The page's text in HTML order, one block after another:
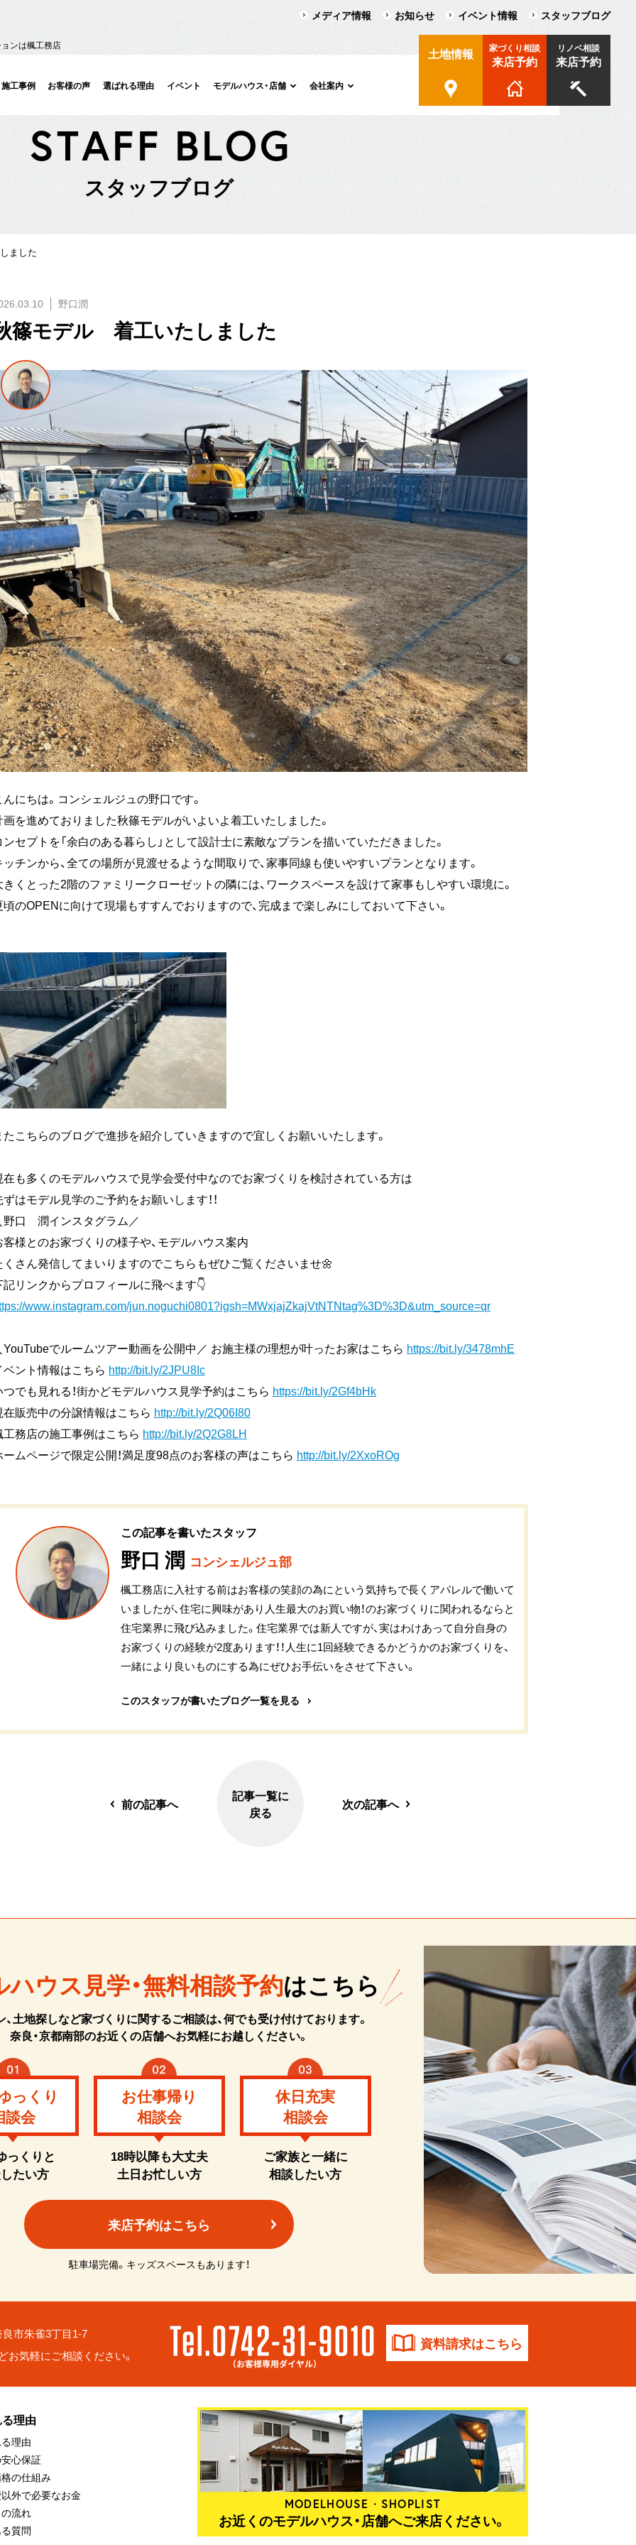
ョンは楓工務店
施工事例 お客様の声 選ばれる理由 イベント モデルハウス・店舗 会社案内
土地情報 家づくり相談
来店予約
リノベ相談
来店予約
メディア情報 お知らせ イベント情報 スタッフブログ
STAFF BLOG
スタッフブログ
ました
野口潤
篠モデル 着工いたしました
んにちは。コンシェルジュの野口です。
画を進めておりました秋篠モデルがいよいよ着工いたしました。
ンセプトを「余白のある暮らし」として設計士に素敵なプランを描いていただきました。
ッチンから、全ての場所が見渡せるような間取りで、家事同線も使いやすいプランとなります。
きくとった2階のファミリークローゼットの隣には、ワークスペースを設けて家事もしやすい環境に。
頃のOPENに向けて現場もすすんでおりますので、完成まで楽しみにしておいて下さい。
たこちらのブログで進捗を紹介していきますので宜しくお願いいたします。
在も多くのモデルハウスで見学会受付中なのでお家づくりを検討されている方は
はモデル見学のご予約をお願いします！！
野口 潤インスタグラム／
客様とのお家づくりの様子や、モデルハウス案内
くさん発信してまいりますのでこちらもぜひご覧くださいませ🌼
記リンクからプロフィールに飛べます👇
www.instagram.com/jun.noguchi0801?igsh=MWxjajZkajVtNTNtag%3D%3D&utm_source=qr
YouTubeでルームツアー動画を公開中／ お施主様の理想が叶ったお家はこちら https://bit.ly/3478mhE
ベント情報はこちら http://bit.ly/2JPU8Ic
つでも見れる！街かどモデルハウス見学予約はこちら https://bit.ly/2Gf4bHk
在販売中の分譲情報はこちら http://bit.ly/2Q06I80
工務店の施工事例はこちら http://bit.ly/2Q2G8LH
ームページで限定公開！満足度98点のお客様の声はこちら http://bit.ly/2XxoROg
この記事を書いたスタッフ
野口 潤 コンシェルジュ部
楓工務店に入社する前はお客様の笑顔の為にという気持ちで長くアパレルで働いて
いましたが、住宅に興味があり人生最大のお買い物！のお家づくりに関われるならと
住宅業界に飛び込みました。住宅業界では新人ですが、実はわけあって自分自身の
お家づくりの経験が2度あります！！人生に1回経験できるかどうかのお家づくりを、
一緒により良いものにする為にぜひお手伝いをさせて下さい。
このスタッフが書いたブログ一覧を見る
前の記事へ
記事一覧に
戻る
次の記事へ
ウス見学・無料相談予約はこちら
、土地探しなど家づくりに関するご相談は、何でも受け付けております。
奈良・京都南部のお近くの店舗へお気軽にお越しください。
っくり
談会
っくりと
たい方
お仕事帰り
相談会
18時以降も大丈夫
土日お忙しい方
休日充実
相談会
ご家族と一緒に
相談したい方
来店予約はこちら
駐車場完備。キッズスペースもあります！
市朱雀3丁目1-7
お気軽にご相談ください。
資料請求はこちら
理由
理由
心保証
の仕組み
外で必要なお金
流れ
質問
MODELHOUSE・SHOPLIST
お近くのモデルハウス・店舗へご来店ください。